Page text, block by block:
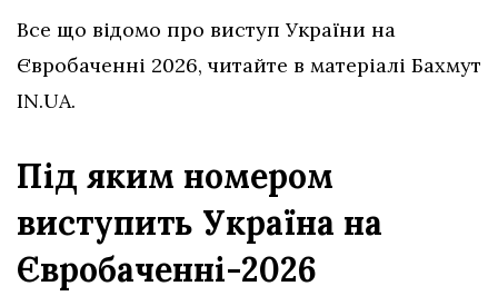
Все що відомо про виступ України на
Євробаченні 2026, читайте в матеріалі Бахмут
IN.UA.
Під яким номером
виступить Україна на
Євробаченні-2026